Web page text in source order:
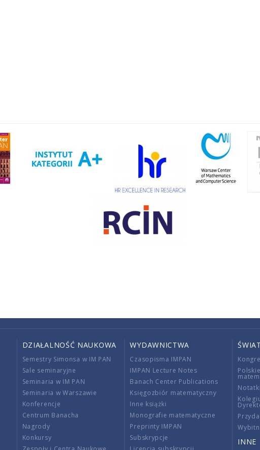
DZIAŁALNOŚĆ NAUKOWA
Semestry Simonsa w IM PAN
Sale seminaryjne
Seminaria w IM PAN
Seminaria w Warszawie
Konferencje
Centrum Banacha
Nagrody
Konkursy
WYDAWNICTWA
Czasopisma IMPAN
IMPAN Lecture Notes
Banach Center Publications
Księgozbiór matematyczny
Inne książki
Monografie matematyczne
Preprinty IMPAN
Subskrypcje
INNE